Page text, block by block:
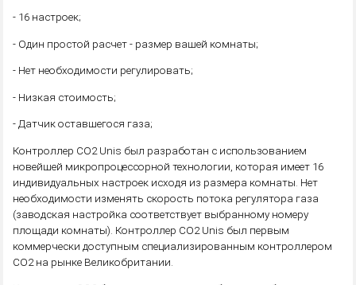
- 16 настроек;
- Один простой расчет - размер вашей комнаты;
- Нет необходимости регулировать;
- Низкая стоимость;
- Датчик оставшегося газа;
Контроллер CO2 Unis был разработан с использованием
новейшей микропроцессорной технологии, которая имеет 16
индивидуальных настроек исходя из размера комнаты. Нет
необходимости изменять скорость потока регулятора газа
(заводская настройка соответствует выбранному номеру
площади комнаты). Контроллер CO2 Unis был первым
коммерчески доступным специализированным контроллером
CO2 на рынке Великобритании.